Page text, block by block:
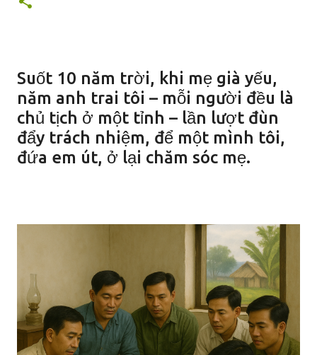
Suốt 10 năm trời, khi mẹ già yếu,
năm anh trai tôi – mỗi người đều là
chủ tịch ở một tỉnh – lần lượt đùn
đẩy trách nhiệm, để một mình tôi,
đứa em út, ở lại chăm sóc mẹ.